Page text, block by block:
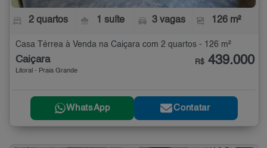
2 quartos 1 suíte 3 vagas 126 m²
Casa Térrea à Venda na Caiçara com 2 quartos - 126 m²
Caiçara
Litoral - Praia Grande
R$ 439.000
WhatsApp Contatar